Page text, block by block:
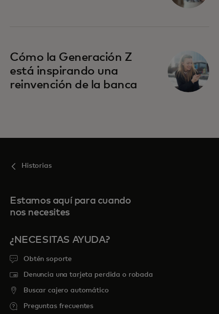
Cómo la Generación Z
está inspirando una
reinvención de la banca
Historias
Estamos aquí para cuando
nos necesites
¿NECESITAS AYUDA?
Obtén soporte
Denuncia una tarjeta perdida o robada
Buscar cajero automático
Preguntas frecuentes